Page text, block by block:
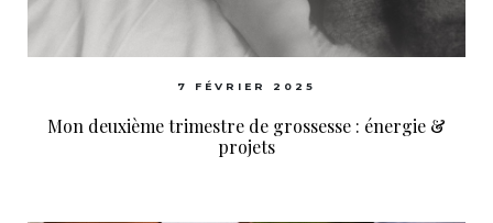
7 FÉVRIER 2025
Mon deuxième trimestre de grossesse : énergie &
projets